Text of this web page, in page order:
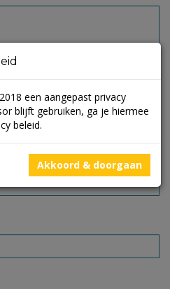
een aangepast privacy
blijft gebruiken, ga je hiermee
beleid.
Akkoord & doorgaan